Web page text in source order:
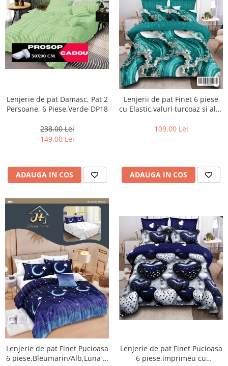
Lenjerie de pat Damasc, Pat 2
Persoane, 6 Piese,Verde-DP18
238,00 Lei
149,00 Lei
ADAUGA IN COS
Lenjerii de pat Finet 6 piese
cu Elastic,valuri turcoaz si alb-
109,00 Lei
ADAUGA IN COS
Lenjerie de pat Finet Pucioasa
6 piese,Bleumarin/Alb,Luna si
Lenjerie de pat Finet Pucioasa
6 piese,imprimeu cu